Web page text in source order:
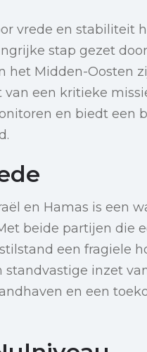
vrede en stabiliteit
stap gezet
het Midden-Oosten
een kritieke
en biedt een
en Hamas is een
beide partijen die
een fragiele
inzet
en een